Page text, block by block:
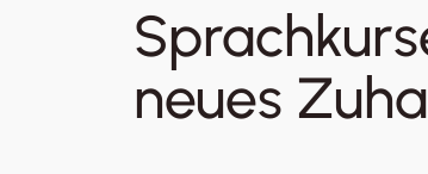
neues